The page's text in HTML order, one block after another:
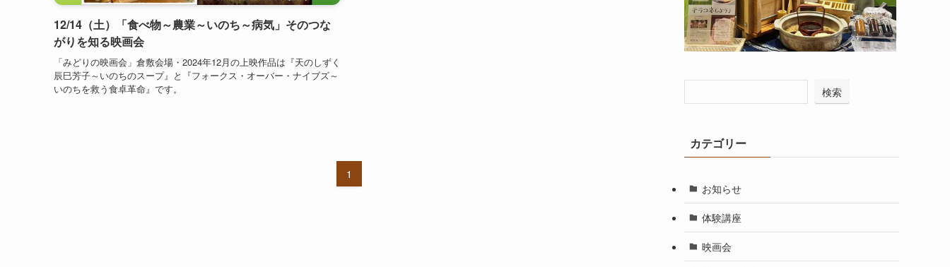
12/14（土）「食べ物～農業～いのち～病気」そのつな
がりを知る映画会
「みどりの映画会」倉敷会場・2024年12月の上映作品は『天のしずく
辰巳芳子～いのちのスープ』と『フォークス・オーバー・ナイブズ～
いのちを救う食卓革命』です。
1
検索
カテゴリー
お知らせ
体験講座
映画会